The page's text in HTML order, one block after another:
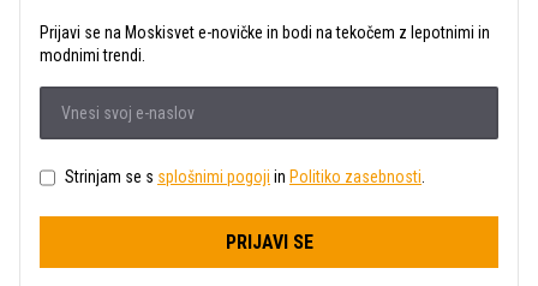
Prijavi se na Moskisvet e-novičke in bodi na tekočem z lepotnimi in
modnimi trendi.
Strinjam se s splošnimi pogoji in Politiko zasebnosti
PRIJAVI SE